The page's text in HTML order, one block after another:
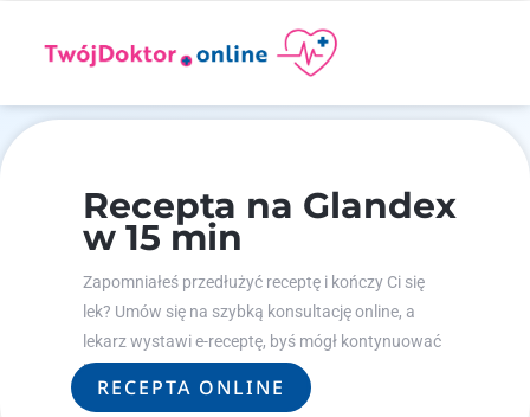
Recepta na Glandex
w 15 min
Zapomniałeś przedłużyć receptę i kończy Ci się
lek? Umów się na szybką konsultację online, a
lekarz wystawi e-receptę, byś mógł kontynuować
leczenie.
RECEPTA ONLINE